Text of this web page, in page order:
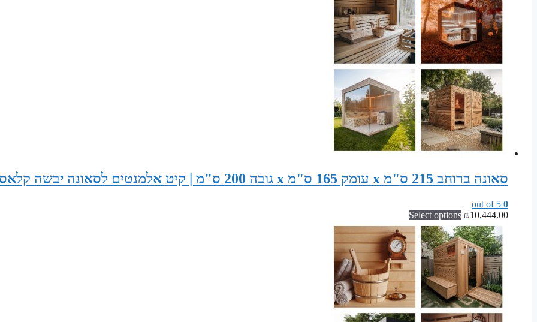
סאונה ברוחב 215 ס"מ x עומק 165 ס"מ x גובה 200 ס"מ | קיט אלמנטים לסאונה יבשה קלאסית
0
₪10,444.00
Select options